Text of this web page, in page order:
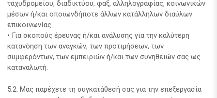
ταχυδρομείου, διαδικτύου, φαξ, αλληλογραφίας, κοινωνικών
μέσων ή/και οποιωνδήποτε άλλων κατάλληλων διαύλων
επικοινωνίας.
• Για σκοπούς έρευνας ή/και ανάλυσης για την καλύτερη
κατανόηση των αναγκών, των προτιμήσεων, των
συμφερόντων, των εμπειριών ή/και των συνηθειών σας ως
καταναλωτή.
5.2. Μας παρέχετε τη συγκατάθεσή σας για την επεξεργασία